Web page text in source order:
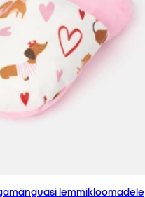
lemmikloomadele